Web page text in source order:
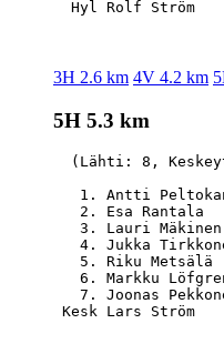
3H 2.6 km 4V 4.2 km
5H 5.3 km
(Lähti: 8,
1. Antti
2. Esa Rantala
3. Lauri
4. Jukka
5. Riku Metsälä
6. Markku
7. Joonas